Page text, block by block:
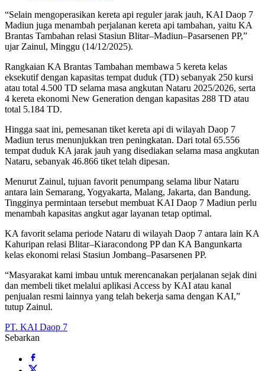
“Selain mengoperasikan kereta api reguler jarak jauh, KAI Daop 7
Madiun juga menambah perjalanan kereta api tambahan, yaitu KA
Brantas Tambahan relasi Stasiun Blitar–Madiun–Pasarsenen PP,”
ujar Zainul, Minggu (14/12/2025).
Rangkaian KA Brantas Tambahan membawa 5 kereta kelas
eksekutif dengan kapasitas tempat duduk (TD) sebanyak 250 kursi
atau total 4.500 TD selama masa angkutan Nataru 2025/2026, serta
4 kereta ekonomi New Generation dengan kapasitas 288 TD atau
total 5.184 TD.
Hingga saat ini, pemesanan tiket kereta api di wilayah Daop 7
Madiun terus menunjukkan tren peningkatan. Dari total 65.556
tempat duduk KA jarak jauh yang disediakan selama masa angkutan
Nataru, sebanyak 46.866 tiket telah dipesan.
Menurut Zainul, tujuan favorit penumpang selama libur Nataru
antara lain Semarang, Yogyakarta, Malang, Jakarta, dan Bandung.
Tingginya permintaan tersebut membuat KAI Daop 7 Madiun perlu
menambah kapasitas angkut agar layanan tetap optimal.
KA favorit selama periode Nataru di wilayah Daop 7 antara lain KA
Kahuripan relasi Blitar–Kiaracondong PP dan KA Bangunkarta
kelas ekonomi relasi Stasiun Jombang–Pasarsenen PP.
“Masyarakat kami imbau untuk merencanakan perjalanan sejak dini
dan membeli tiket melalui aplikasi Access by KAI atau kanal
penjualan resmi lainnya yang telah bekerja sama dengan KAI,”
tutup Zainul.
PT. KAI Daop 7
Sebarkan